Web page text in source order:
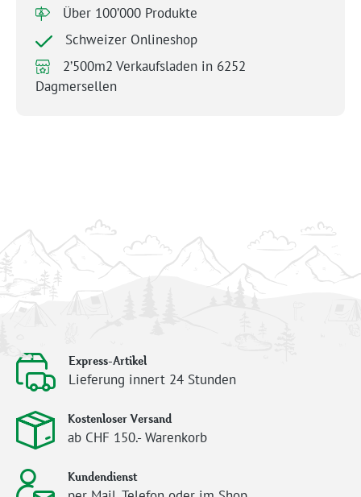
Über 100’000 Produkte
Schweizer Onlineshop
2’500m2 Verkaufsladen in 6252
Dagmersellen
Express-Artikel
Lieferung innert 24 Stunden
Kostenloser Versand
ab CHF 150.- Warenkorb
Kundendienst